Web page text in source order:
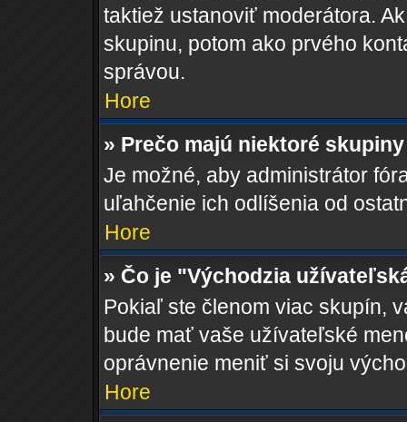
taktiež ustanoviť moderátora.
skupinu, potom ako prvého
správou.
Hore
» Prečo majú niektoré
Je možné, aby administrátor
uľahčenie ich odlíšenia od
Hore
» Čo je "Východzia
Pokiaľ ste členom viac skupín,
bude mať vaše užívateľské
oprávnenie meniť si svoju
Hore